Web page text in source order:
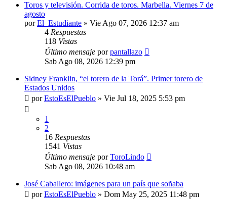
Toros y televisión. Corrida de toros. Marbella. Viernes 7 de
agosto
porEl_Estudiante » Vie Ago 07, 2026 12:37 am
4 Respuestas
118 Vistas
Último mensaje porpantallazo
Sab Ago 08, 2026 12:39 pm
Sidney Franklin, “el torero de la Torá”. Primer torero de
Estados Unidos
porEstoEsElPueblo » Vie Jul 18, 2025 5:53 pm
1
2
16 Respuestas
1541 Vistas
Último mensaje porToroLindo
Sab Ago 08, 2026 10:48 am
José Caballero: imágenes para un país que soñaba
porEstoEsElPueblo » Dom May 25, 2025 11:48 pm